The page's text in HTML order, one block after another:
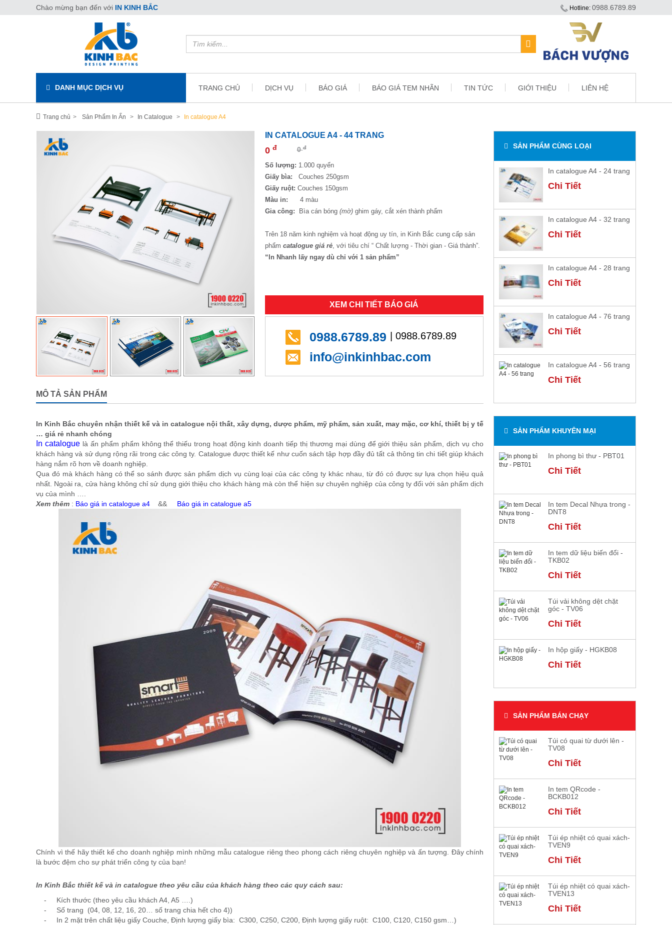
Chào mừng bạn đến với IN KINH BẮC Hotline: 0988.6789.89
DANH MỤC DỊCH VỤ TRANG CHỦ DỊCH VỤ BÁO GIÁ BÁO GIÁ TEM NHÃN TIN TỨC GIỚI THIỆU LIÊN HỆ
Trang chủ Sản Phẩm In Ấn In Catalogue In catalogue A4
IN CATALOGUE A4 - 44 TRANG
0 đ 0đ
Số lượng: 1.000 quyển
Giấy bìa: Couches 250gsm
Giấy ruột: Couches 150gsm
Màu in: 4 màu
Gia công: Bìa cán bóng (mờ) ghim gáy, cắt xén thành phẩm
Trên 18 năm kinh nghiệm và hoạt động uy tín, in Kinh Bắc cung cấp sản
phẩm catalogue giá rẻ, với tiêu chí “ Chất lượng - Thời gian - Giá thành”.
“In Nhanh lấy ngay dù chỉ với 1 sản phẩm”
XEM CHI TIẾT BÁO GIÁ
0988.6789.89 | 0988.6789.89
info@inkinhbac.com
MÔ TẢ SẢN PHẨM
In Kinh Bắc chuyên nhận thiết kế và in catalogue nội thất, xây dựng, dược phẩm, mỹ phẩm, sản xuất, may mặc, cơ khí, thiết bị y tế
… giá rẻ nhanh chóng
In cataloguelà ấn phẩm phẩm không thể thiếu trong hoạt động kinh doanh tiếp thị thương mại dùng để giới thiệu sản phẩm, dịch vụ cho
khách hàng và sử dụng rộng rãi trong các công ty. Catalogue được thiết kế như cuốn sách tập hợp đầy đủ tất cả thông tin chi tiết giúp khách
hàng nắm rõ hơn về doanh nghiệp.
Qua đó mà khách hàng có thể so sánh được sản phẩm dịch vụ cùng loại của các công ty khác nhau, từ đó có được sự lựa chọn hiệu quả
nhất. Ngoài ra, cửa hàng không chỉ sử dụng giới thiệu cho khách hàng mà còn thể hiện sự chuyên nghiệp của công ty đối với sản phẩm dịch
vụ của mình ….
Xem thêm : Báo giá in catalogue a4 && Báo giá in catalogue a5
Chính vì thế hãy thiết kế cho doanh nghiệp mình những mẫu catalogue riêng theo phong cách riêng chuyên nghiệp và ấn tượng. Đây chính
là bước đệm cho sự phát triển công ty của bạn!
In Kinh Bắc thiết kế và in catalogue theo yêu cầu của khách hàng theo các quy cách sau:
- Kích thước (theo yêu cầu khách A4, A5 ….)
- Số trang (04, 08, 12, 16, 20… số trang chia hết cho 4))
- In 2 mặt trên chất liệu giấy Couche, Định lượng giấy bìa: C300, C250, C200, Định lượng giấy ruột: C100, C120, C150 gsm…)
SẢN PHẨM CÙNG LOẠI
In catalogue A4 - 24 trang
Chi Tiết
In catalogue A4 - 32 trang
Chi Tiết
In catalogue A4 - 28 trang
Chi Tiết
In catalogue A4 - 76 trang
Chi Tiết
In catalogue A4 - 56 trang
Chi Tiết
SẢN PHẨM KHUYÊN MẠI
In phong bì thư - PBT01
Chi Tiết
In tem Decal Nhựa trong -
DNT8
Chi Tiết
In tem dữ liệu biến đổi -
TKB02
Chi Tiết
Túi vải không dệt chặt
góc - TV06
Chi Tiết
In hộp giấy - HGKB08
Chi Tiết
SẢN PHẨM BÁN CHẠY
Túi có quai từ dưới lên -
TV08
Chi Tiết
In tem QRcode -
BCKB012
Chi Tiết
Túi ép nhiệt có quai xách-
TVEN9
Chi Tiết
Túi ép nhiệt có quai xách-
TVEN13
Chi Tiết